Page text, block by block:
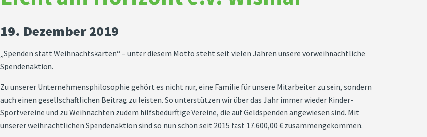
19. Dezember 2019
„Spenden statt Weihnachtskarten“ – unter diesem Motto steht seit vielen Jahren unsere vorweihnachtliche
Spendenaktion.
Zu unserer Unternehmensphilosophie gehört es nicht nur, eine Familie für unsere Mitarbeiter zu sein, sondern
auch einen gesellschaftlichen Beitrag zu leisten. So unterstützen wir über das Jahr immer wieder Kinder-
Sportvereine und zu Weihnachten zudem hilfsbedürftige Vereine, die auf Geldspenden angewiesen sind. Mit
unserer weihnachtlichen Spendenaktion sind so nun schon seit 2015 fast 17.600,00 € zusammengekommen.